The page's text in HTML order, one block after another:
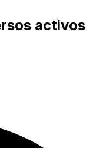
activos